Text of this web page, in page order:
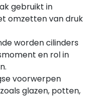
gebruikt in
omzetten van druk
worden cilinders
en rol in
voorwerpen
glazen, potten,